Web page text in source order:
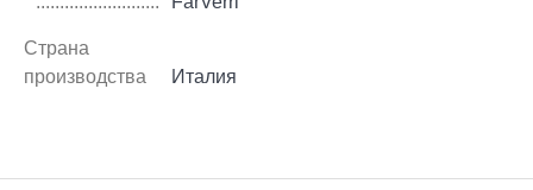
Страна
производства
Италия